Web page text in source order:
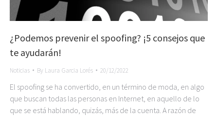
¿Podemos prevenir el spoofing? ¡5 consejos que
te ayudarán!
Noticias By Laura Garcia Lorés 20/12/2022
El spoofing se ha convertido, en un término de moda, en algo
que buscan todas las personas en Internet, en aquello de lo
que se está hablando, quizás, más de la cuenta. A razón de